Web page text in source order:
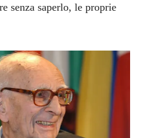
senza saperlo, le proprie